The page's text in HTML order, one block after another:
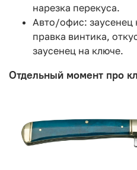
нарезка перекуса.
Авто/офис: заусенец
правка винтика,
заусенец на ключе.
Отдельный момент про